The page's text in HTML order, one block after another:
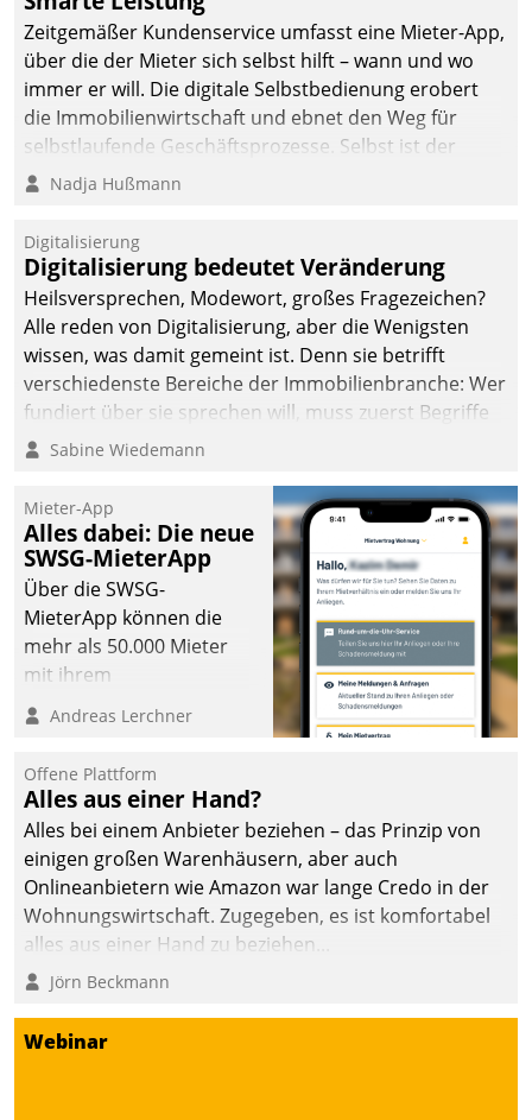
Zeitgemäßer Kundenservice umfasst eine Mieter-App,
über die der Mieter sich selbst hilft – wann und wo
immer er will. Die digitale Selbstbedienung erobert
die Immobilienwirtschaft und ebnet den Weg für
selbstlaufende Geschäftsprozesse. Selbst ist der
Kunde und smart der Serviceanbieter.
Nadja Hußmann
Digitalisierung
Digitalisierung bedeutet Veränderung
Heilsversprechen, Modewort, großes Fragezeichen?
Alle reden von Digitalisierung, aber die Wenigsten
wissen, was damit gemeint ist. Denn sie betrifft
verschiedenste Bereiche der Immobilienbranche: Wer
fundiert über sie sprechen will, muss zuerst Begriffe
klären. Ein Aspekt ist die betriebliche Optimierung:
Einsparungen durch optimierte und automatisierte
Prozesse. Doch man darf nicht zu viel erwarten: Allein
mit der Einführung einer neuen Software ist es nicht
getan. Die Digitalisierung erfordert von Unternehmen
die Bereitschaft, sich zu überprüfen, zu hinterfragen
und zu verändern.
Sabine Wiedemann
Mieter-App
Alles dabei: Die neue
SWSG-MieterApp
Über die SWSG-
MieterApp können die
mehr als 50.000 Mieter
mit ihrem
Wohnungsunternehmen
kommunizieren, auf dem
einsehen und ändern
oder
Schadensmeldungen
abgeben – rund um die
Uhr.
Andreas Lerchner
Offene Plattform
Alles aus einer Hand?
Alles bei einem Anbieter beziehen – das Prinzip von
einigen großen Warenhäusern, aber auch
Onlineanbietern wie Amazon war lange Credo in der
Wohnungswirtschaft. Zugegeben, es ist komfortabel
alles aus einer Hand zu beziehen...
Jörn Beckmann
Webinar